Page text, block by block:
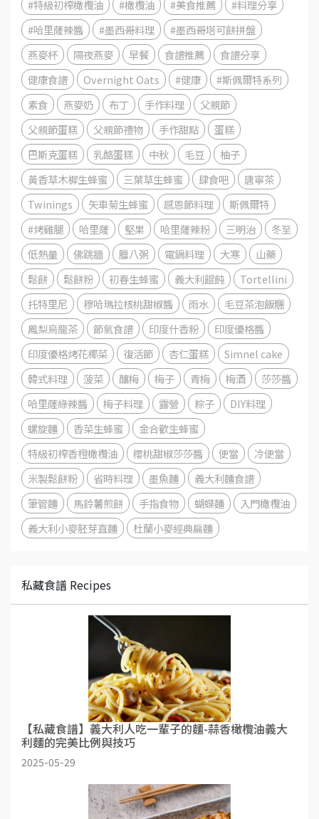
#特級初榨橄欖油
#橄欖油 #美食推薦
#料理分享
#哈里薩辣醬
#墨西哥料理
#墨西哥塔可餅拼盤
燕麥杯
隔夜燕麥 早餐 食譜推薦
食譜分享
健康食譜
Overnight Oats #健康
#斯佩爾特系列
素食
燕麥奶 布丁 手作料理
父親節
父親節蛋糕
父親節禮物 手作甜點
蛋糕
巴斯克蛋糕
乳酪蛋糕 中秋 毛豆
柚子
黃香草木樨生蜂蜜
三葉草生蜂蜜 肆食吧
唐寧茶
Twinings
矢車菊生蜂蜜 感恩節料理
斯佩爾特
#烤雞腿
哈里薩 堅果 哈里薩辣粉 三明治
冬至
低熱量
佛跳牆 臘八粥 電鍋料理 大寒
山藥
鬆餅
鬆餅粉 初春生蜂蜜 義大利餛飩
Tortellini
托特里尼
穆哈瑪拉核桃甜椒醬 雨水
毛豆茶泡飯糰
鳳梨烏龍茶
節氣食譜 印度什香粉
印度優格醬
印度優格烤花椰菜
復活節 杏仁蛋糕
Simnel cake
韓式料理
菠菜 釀梅 梅子 青梅 梅酒
莎莎醬
哈里薩綠辣醬
梅子料理 露營 粽子
DIY料理
螺旋麵
香菜生蜂蜜
金合歡生蜂蜜
特級初榨香橙橄欖油
櫻桃甜椒莎莎醬 便當
冷便當
米製鬆餅粉
省時料理 墨魚麵
義大利麵食譜
筆管麵
馬鈴薯煎餅 手指食物 蝴蝶麵
入門橄欖油
義大利小麥胚芽直麵
杜蘭小麥經典扁麵
私藏食譜 Recipes
【私藏食譜】義大利人吃一輩子的麵-蒜香橄欖油義大
利麵的完美比例與技巧
2025-05-29